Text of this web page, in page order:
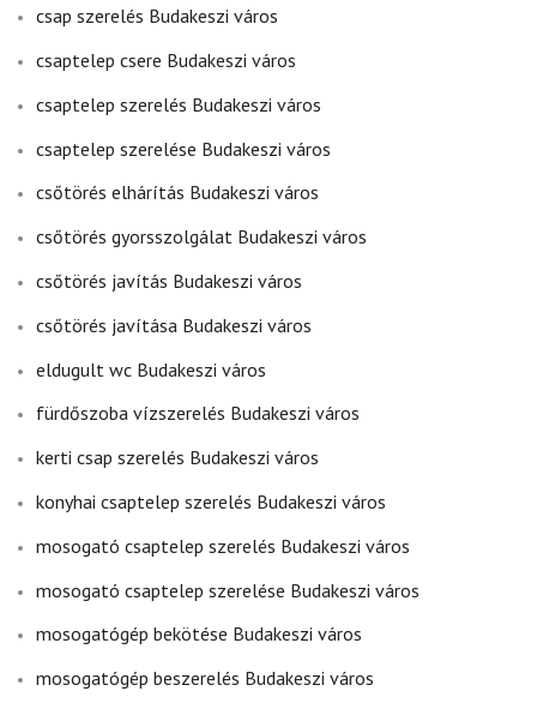
csap szerelés Budakeszi város
csaptelep csere Budakeszi város
csaptelep szerelés Budakeszi város
csaptelep szerelése Budakeszi város
csőtörés elhárítás Budakeszi város
csőtörés gyorsszolgálat Budakeszi város
csőtörés javítás Budakeszi város
csőtörés javítása Budakeszi város
eldugult wc Budakeszi város
fürdőszoba vízszerelés Budakeszi város
kerti csap szerelés Budakeszi város
konyhai csaptelep szerelés Budakeszi város
mosogató csaptelep szerelés Budakeszi város
mosogató csaptelep szerelése Budakeszi város
mosogatógép bekötése Budakeszi város
mosogatógép beszerelés Budakeszi város